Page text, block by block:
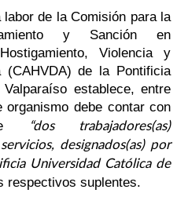
labor de la Comisión para la
y Sanción en
Violencia y
(CAHVDA) de la Pontificia
establece, entre
debe contar con
“dos trabajadores(as)
designados(as) por
Universidad Católica de
respectivos suplentes.